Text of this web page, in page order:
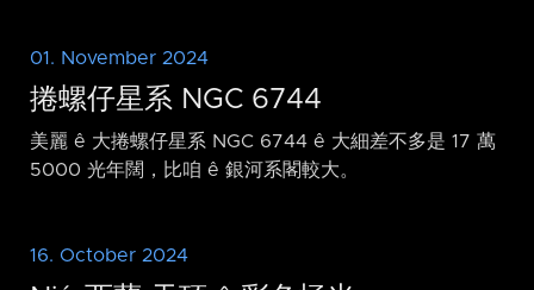
01. November 2024
捲螺仔星系 NGC 6744
美麗 ê 大捲螺仔星系 NGC 6744 ê 大細差不多是 17 萬
5000 光年闊，比咱 ê 銀河系閣較大。
16. October 2024